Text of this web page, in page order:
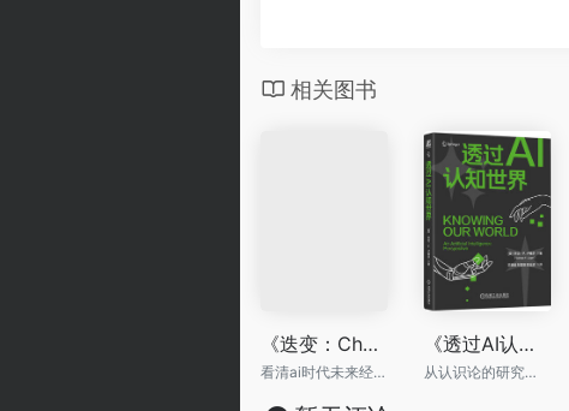
相关图书
《迭变：ChatGPT与AI的远大未来》
看清ai时代未来经济发展
《透过AI认知世界》
从认识论的研究领域和范畴展开对人工智能的探索